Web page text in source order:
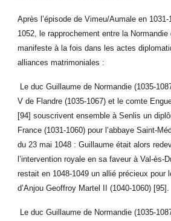
Après l’épisode de Vimeu/Aumale en
1052, le rapprochement entre la
manifeste à la fois dans les actes
alliances matrimoniales :
Le duc Guillaume de Normandie (1035-
V de Flandre (1035-1067) et le comte
[94] souscrivent ensemble à Senlis un
France (1031-1060) pour l’abbaye Saint-
du 23 mai 1048 : Guillaume était alors
l’intervention royale en sa faveur à Val-ès-
restait en 1048-1049 un allié précieux pour
d’Anjou Geoffroy Martel II (1040-1060) [95].
Le duc Guillaume de Normandie (1035-